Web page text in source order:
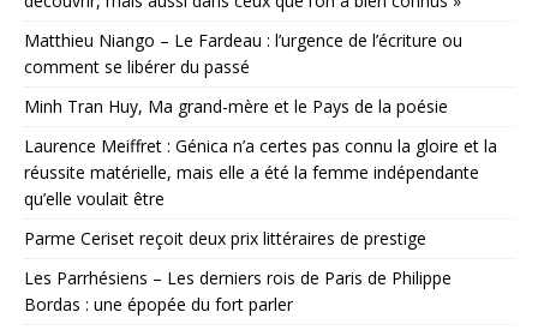
Matthieu Niango – Le Fardeau : l’urgence de l’écriture ou
comment se libérer du passé
Minh Tran Huy, Ma grand-mère et le Pays de la poésie
Laurence Meiffret : Génica n’a certes pas connu la gloire et la
réussite matérielle, mais elle a été la femme indépendante
qu’elle voulait être
Parme Ceriset reçoit deux prix littéraires de prestige
Les Parrhésiens – Les derniers rois de Paris de Philippe
Bordas : une épopée du fort parler